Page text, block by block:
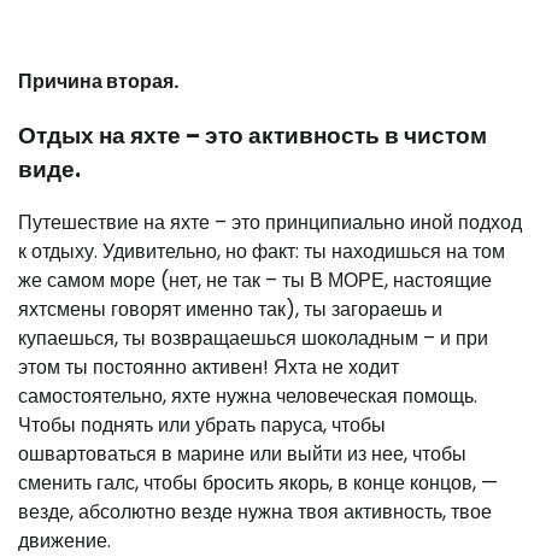
Причина вторая.
Отдых на яхте – это активность в чистом
виде.
Путешествие на яхте – это принципиально иной подход
к отдыху. Удивительно, но факт: ты находишься на том
же самом море (нет, не так – ты В МОРЕ, настоящие
яхтсмены говорят именно так), ты загораешь и
купаешься, ты возвращаешься шоколадным – и при
этом ты постоянно активен! Яхта не ходит
самостоятельно, яхте нужна человеческая помощь.
Чтобы поднять или убрать паруса, чтобы
ошвартоваться в марине или выйти из нее, чтобы
сменить галс, чтобы бросить якорь, в конце концов, —
везде, абсолютно везде нужна твоя активность, твое
движение.